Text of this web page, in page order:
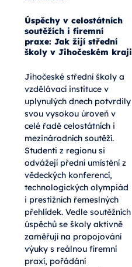
Úspěchy v celostátních
soutěžích i firemní
praxe: Jak žijí střední
školy v Jihočeském kraji
Jihočeské střední školy a
vzdělávací instituce v
uplynulých dnech potvrdily
svou vysokou úroveň v
celé řadě celostátních i
mezinárodních soutěží.
Studenti z regionu si
odvážejí přední umístění z
vědeckých konferencí,
technologických olympiád
i prestižních řemeslných
přehlídek. Vedle soutěžních
úspěchů se školy aktivně
zaměřují na propojování
výuky s reálnou firemní
praxí, pořádání